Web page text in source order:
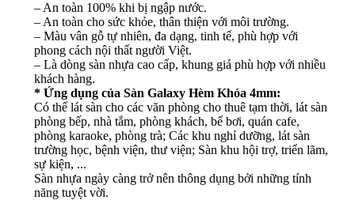
– An toàn 100% khi bị ngập nước.
– An toàn cho sức khỏe, thân thiện với môi trường.
– Màu vân gỗ tự nhiên, đa dạng, tinh tế, phù hợp với
phong cách nội thất người Việt.
– Là dòng sàn nhựa cao cấp, khung giá phù hợp với nhiều
khách hàng.
* Ứng dụng của Sàn Galaxy Hèm Khóa 4mm:
Có thể lát sàn cho các văn phòng cho thuê tạm thời, lát sàn
phòng bếp, nhà tắm, phòng khách, bể bơi, quán cafe,
phòng karaoke, phòng trà; Các khu nghỉ dưỡng, lát sàn
trường học, bệnh viện, thư viện; Sàn khu hội trợ, triển lãm,
sự kiện, ...
Sàn nhựa ngày càng trở nên thông dụng bởi những tính
năng tuyệt vời.